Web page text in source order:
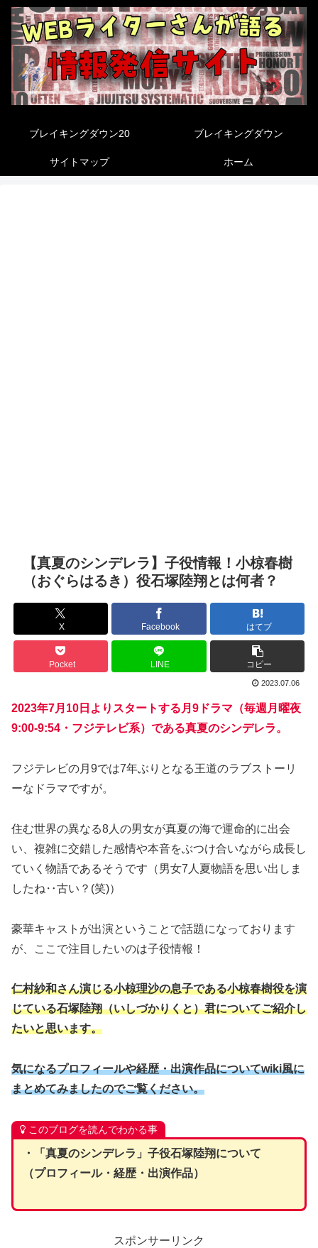
ブレイキングダウン20 ブレイキングダウン
サイトマップ ホーム
【真夏のシンデレラ】子役情報！小椋春樹
（おぐらはるき）役石塚陸翔とは何者？
X Facebook はてブ
Pocket LINE コピー
2023.07.06
2023年7月10日よりスタートする月9ドラマ（毎週月曜夜
9:00-9:54・フジテレビ系）である真夏のシンデレラ。
フジテレビの月9では7年ぶりとなる王道のラブストーリ
ーなドラマですが。
住む世界の異なる8人の男女が真夏の海で運命的に出会
い、複雑に交錯した感情や本音をぶつけ合いながら成長し
ていく物語であるそうです（男女7人夏物語を思い出しま
したね‥古い？(笑)）
豪華キャストが出演ということで話題になっております
が、ここで注目したいのは子役情報！
仁村紗和さん演じる小椋理沙の息子である小椋春樹役を演
じている石塚陸翔（いしづかりくと）君についてご紹介し
たいと思います。
気になるプロフィールや経歴・出演作品についてwiki風に
まとめてみましたのでご覧ください。
このブログを読んでわかる事
・「真夏のシンデレラ」子役石塚陸翔について
（プロフィール・経歴・出演作品）
スポンサーリンク